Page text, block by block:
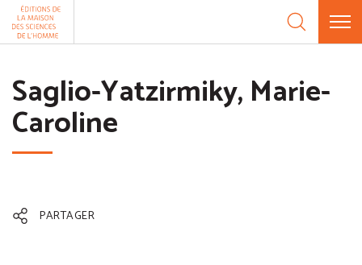
Aller au contenu
Saglio-Yatzirmiky, Marie-
Caroline
PARTAGER
Panneau de gestion des cookies